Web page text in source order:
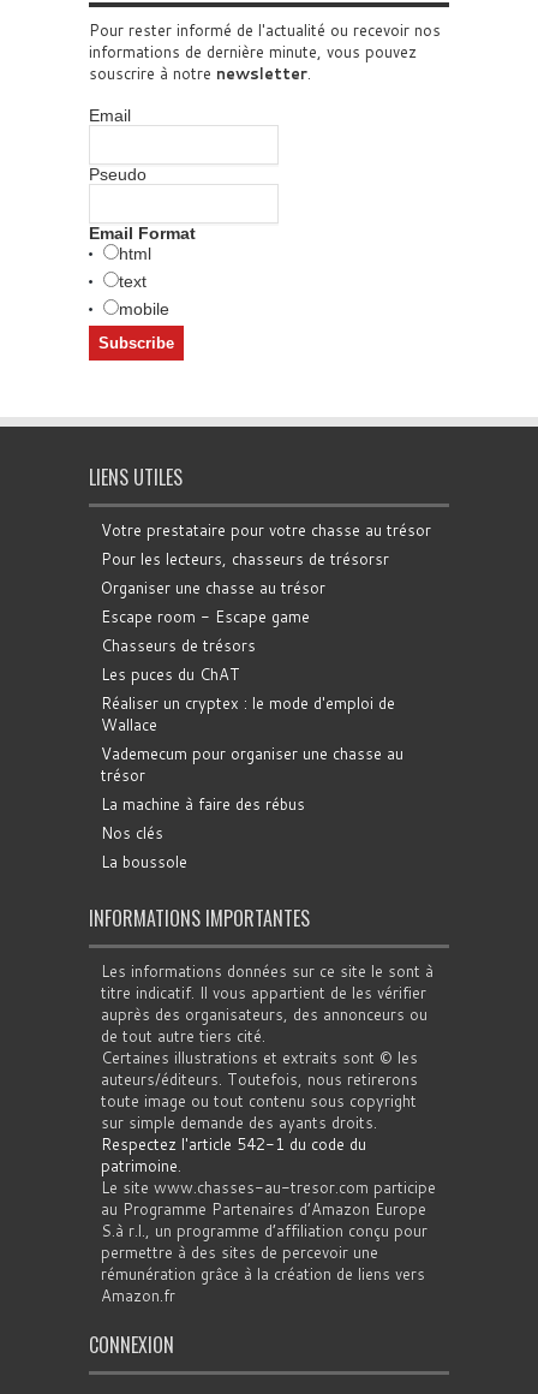
Pour rester informé de l'actualité ou recevoir nos
informations de dernière minute, vous pouvez
souscrire à notre newsletter.
Email
Pseudo
Email Format
html
text
mobile
LIENS UTILES
Votre prestataire pour votre chasse au trésor
Pour les lecteurs, chasseurs de trésorsr
Organiser une chasse au trésor
Escape room - Escape game
Chasseurs de trésors
Les puces du ChAT
Réaliser un cryptex : le mode d'emploi de
Wallace
Vademecum pour organiser une chasse au
trésor
La machine à faire des rébus
Nos clés
La boussole
INFORMATIONS IMPORTANTES
Les informations données sur ce site le sont à
titre indicatif. Il vous appartient de les vérifier
auprès des organisateurs, des annonceurs ou
de tout autre tiers cité.
Certaines illustrations et extraits sont © les
auteurs/éditeurs. Toutefois, nous retirerons
toute image ou tout contenu sous copyright
sur simple demande des ayants droits.
Respectez l'article 542-1 du code du
patrimoine.
Le site www.chasses-au-tresor.com participe
au Programme Partenaires d’Amazon Europe
S.à r.l., un programme d’affiliation conçu pour
permettre à des sites de percevoir une
rémunération grâce à la création de liens vers
Amazon.fr
CONNEXION